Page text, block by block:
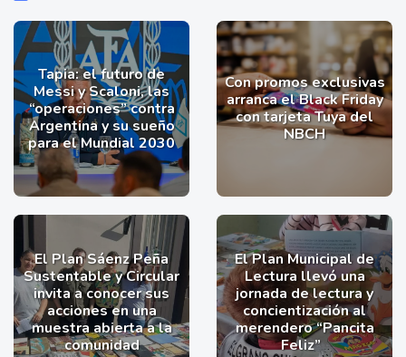
Tapia: el futuro de
Messi y Scaloni, las
“operaciones” contra
Argentina y su sueño
para el Mundial 2030
Con promos exclusivas
arranca el Black Friday
con tarjeta Tuya del
NBCH
El Plan Sáenz Peña
Sustentable y Circular
invita a conocer sus
acciones en una
muestra abierta a la
comunidad
El Plan Municipal de
Lectura llevó una
jornada de lectura y
concientización al
merendero “Pancita
Feliz”